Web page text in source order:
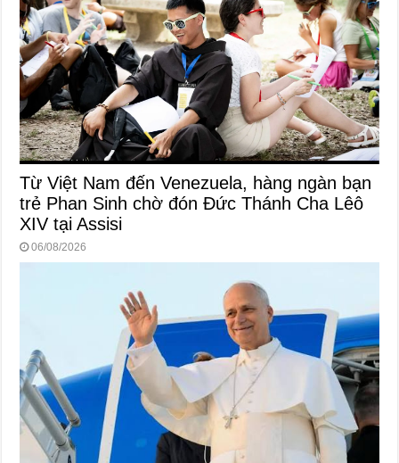
Từ Việt Nam đến Venezuela, hàng ngàn bạn
trẻ Phan Sinh chờ đón Đức Thánh Cha Lêô
XIV tại Assisi
06/08/2026